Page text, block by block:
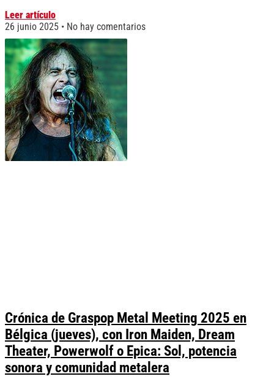
Leer artículo
26 junio 2025
No hay comentarios
Crónica de Graspop Metal Meeting 2025 en
Bélgica (jueves), con Iron Maiden, Dream
Theater, Powerwolf o Epica: Sol, potencia
sonora y comunidad metalera